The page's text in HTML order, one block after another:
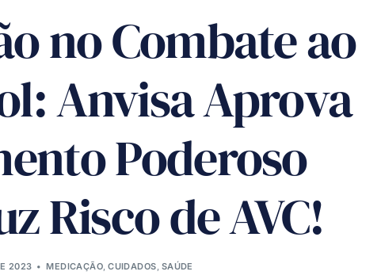
no Combate ao
Anvisa Aprova
Poderoso
Risco de AVC!
2023 MEDICAÇÃO ,CUIDADOS SAÚDE